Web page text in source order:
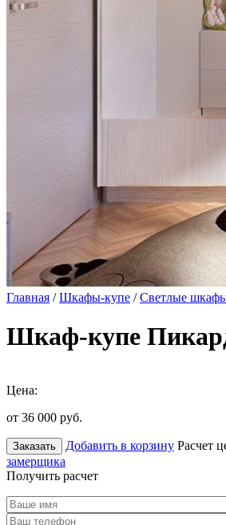
Главная /Шкафы-купе /Светлые
Шкаф-купе
Цена:
от 36 000 руб.
Заказать Добавить в корзину Расчет
замерщика
Получить расчет